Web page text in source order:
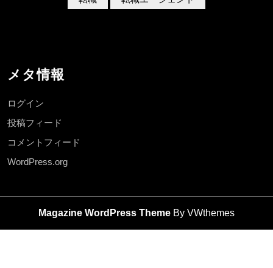
メタ情報
ログイン
投稿フィード
コメントフィード
WordPress.org
Magazine WordPress Theme By VWthemes